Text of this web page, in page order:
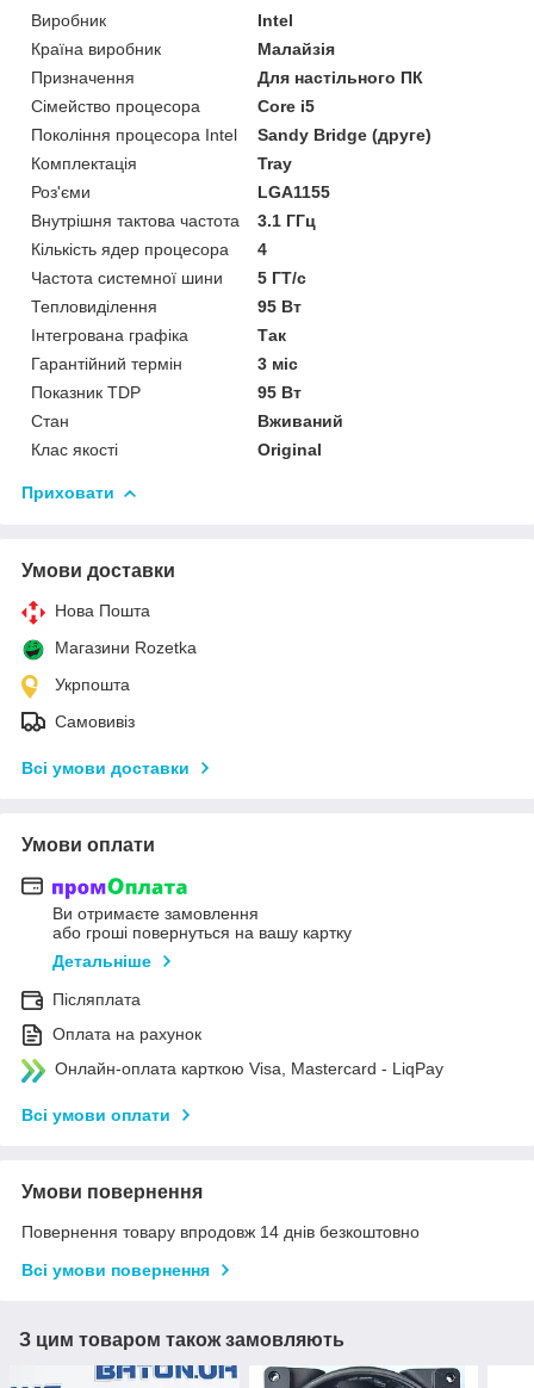
Виробник
Intel
Країна виробник
Малайзія
Призначення
Для настільного ПК
Сімейство процесора
Core i5
Покоління процесора Intel
Sandy Bridge (друге)
Комплектація
Tray
Роз'єми
LGA1155
Внутрішня тактова частота
3.1 ГГц
Кількість ядер процесора
4
Частота системної шини
5 ГТ/с
Тепловиділення
95 Вт
Інтегрована графіка
Так
Гарантійний термін
3 міс
Показник TDP
95 Вт
Стан
Вживаний
Клас якості
Original
Приховати
Умови доставки
Нова Пошта
Магазини Rozetka
Укрпошта
Самовивіз
Всі умови доставки
Умови оплати
Ви отримаєте замовлення
або гроші повернуться на вашу картку
Детальніше
Післяплата
Оплата на рахунок
Онлайн-оплата карткою Visa, Mastercard - LiqPay
Всі умови оплати
Умови повернення
Повернення товару впродовж 14 днів безкоштовно
Всі умови повернення
З цим товаром також замовляють